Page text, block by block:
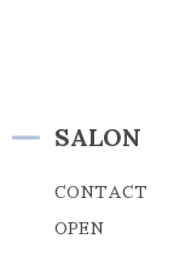
SALON
CONTACT
OPEN